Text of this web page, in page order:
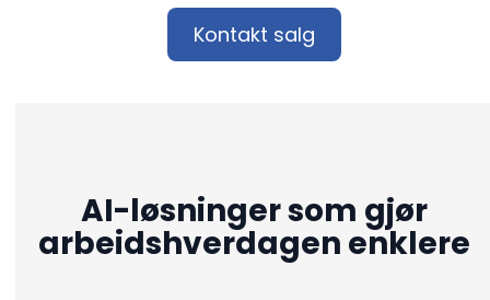
Kontakt salg
AI-løsninger som gjør
arbeidshverdagen enklere